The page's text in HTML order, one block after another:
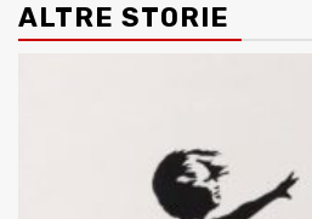
ALTRE STORIE